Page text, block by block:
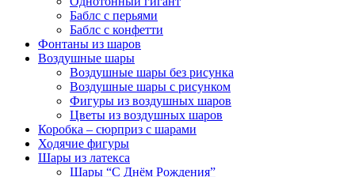
Баблс с перьями
Баблс с конфетти
Фонтаны из шаров
Воздушные шары
Воздушные шары без рисунка
Воздушные шары с рисунком
Фигуры из воздушных шаров
Цветы из воздушных шаров
Коробка – сюрприз с шарами
Ходячие фигуры
Шары из латекса
Шары “С Днём Рождения”